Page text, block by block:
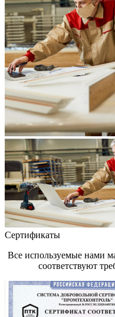
Сертификаты
Все используемые нами
соответствуют